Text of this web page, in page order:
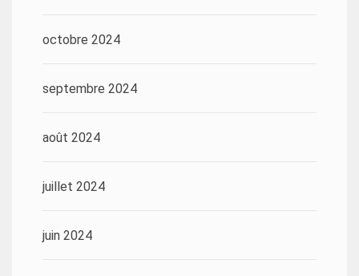
octobre 2024
septembre 2024
août 2024
juillet 2024
juin 2024